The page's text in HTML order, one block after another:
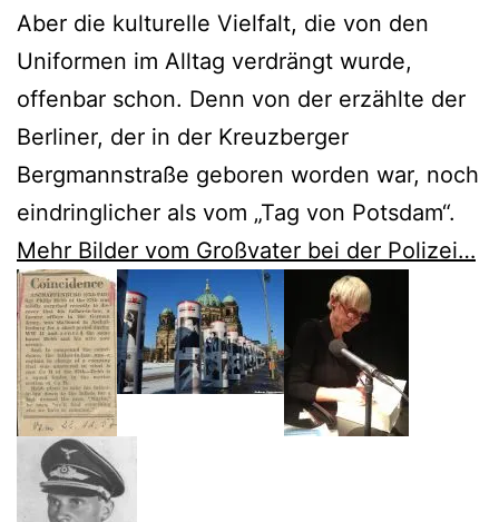
Aber die kulturelle Vielfalt, die von den
Uniformen im Alltag verdrängt wurde,
offenbar schon. Denn von der erzählte der
Berliner, der in der Kreuzberger
Bergmannstraße geboren worden war, noch
eindringlicher als vom „Tag von Potsdam“.
Mehr Bilder vom Großvater bei der Polizei…